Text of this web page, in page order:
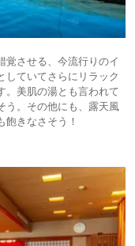
覚させる、今流行りのイ
していてさらにリラック
。美肌の湯とも言われて
う。その他にも、露天風
きなさそう！